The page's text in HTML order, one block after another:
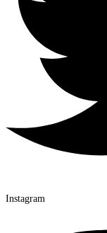
Instagram